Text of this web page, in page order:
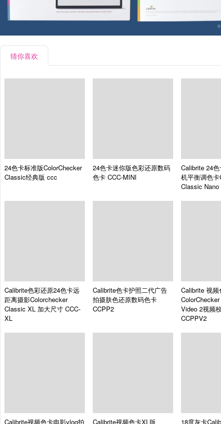
猜你喜欢
24色卡标准版ColorChecker
Classic经典版 ccc
24色卡迷你版色彩还原数码
色卡 CCC-MINI
Calibrite 24
机平衡调色
Classic Nano
Calibrite色彩还原24色卡远
距离摄影Colorchecker
Classic XL 加大尺寸 CCC-
XL
Calibrite色卡护照二代广告
拍摄肤色还原数码色卡
CCPP2
Calibrite 视
Video 2视频
CCPPV2
Calibrite视频色卡电影vlog拍 Calibrite视频色卡XL版 18度灰卡